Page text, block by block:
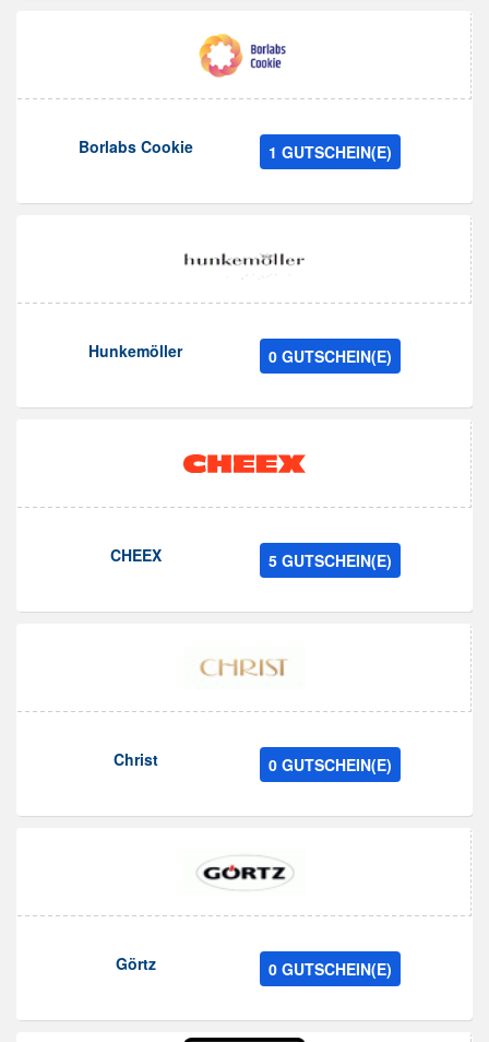
Borlabs Cookie 1 GUTSCHEIN(E)
Hunkemöller 0 GUTSCHEIN(E)
CHEEX 5 GUTSCHEIN(E)
Christ 0 GUTSCHEIN(E)
Görtz 0 GUTSCHEIN(E)